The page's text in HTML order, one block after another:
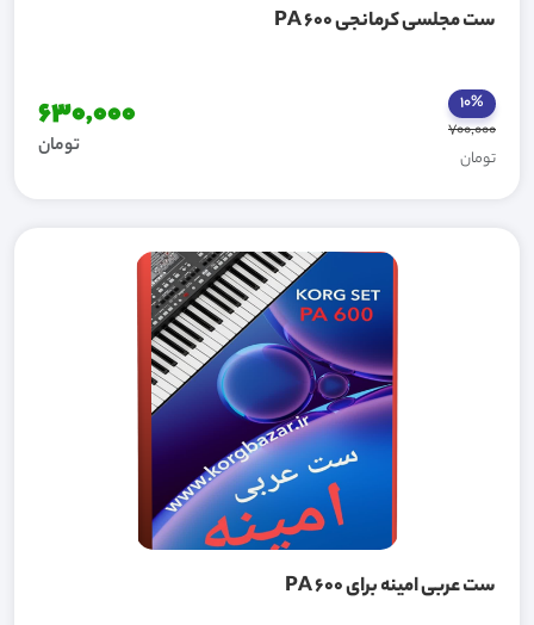
ست مجلسی کرمانجی PA 600
10%
700,000
تومان
630,000
تومان
ست عربی امینه برای PA 600